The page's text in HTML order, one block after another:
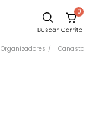
0
Organizadores Canasta